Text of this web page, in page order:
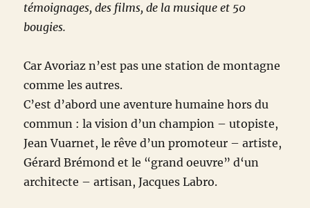
témoignages, des films, de la musique et 50
bougies.
Car Avoriaz n’est pas une station de montagne
comme les autres.
C’est d’abord une aventure humaine hors du
commun : la vision d’un champion – utopiste,
Jean Vuarnet, le rêve d’un promoteur – artiste,
Gérard Brémond et le “grand oeuvre” d‘un
architecte – artisan, Jacques Labro.